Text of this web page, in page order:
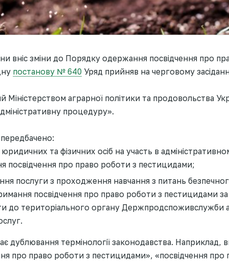
вніс зміни до Порядку одержання посвідчення про
постанову № 640 Уряд прийняв на черговому
аграрної політики та продовольства
процедуру».
та фізичних осіб на участь в
посвідчення про право роботи з пестицидами;
послуги з проходження навчання з питань
посвідчення про право роботи з пестицидами
до територіального органу Держпродспоживслужби
дублювання термінології законодавства. Наприклад,
про право роботи з пестицидами», «посвідчення про